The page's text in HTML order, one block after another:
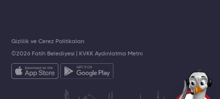
©2026 Fatih Belediyesi | KVKK Aydınlatma Metni
Gizlilik ve Çerez Politikaları